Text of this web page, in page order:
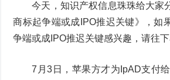
今天，知识产权信息珠珠给大家
商标起争端或成IPO推迟关键》，如
争端或成IPO推迟关键感兴趣，请往下
7月3日，苹果方才为IpAD支付